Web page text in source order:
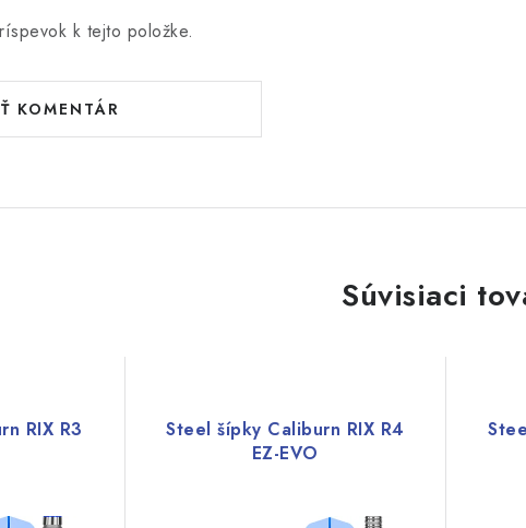
k tejto položke.
KOMENTÁR
Súvisiaci
RIX R3
Steel šípky Caliburn RIX R4
EZ-EVO